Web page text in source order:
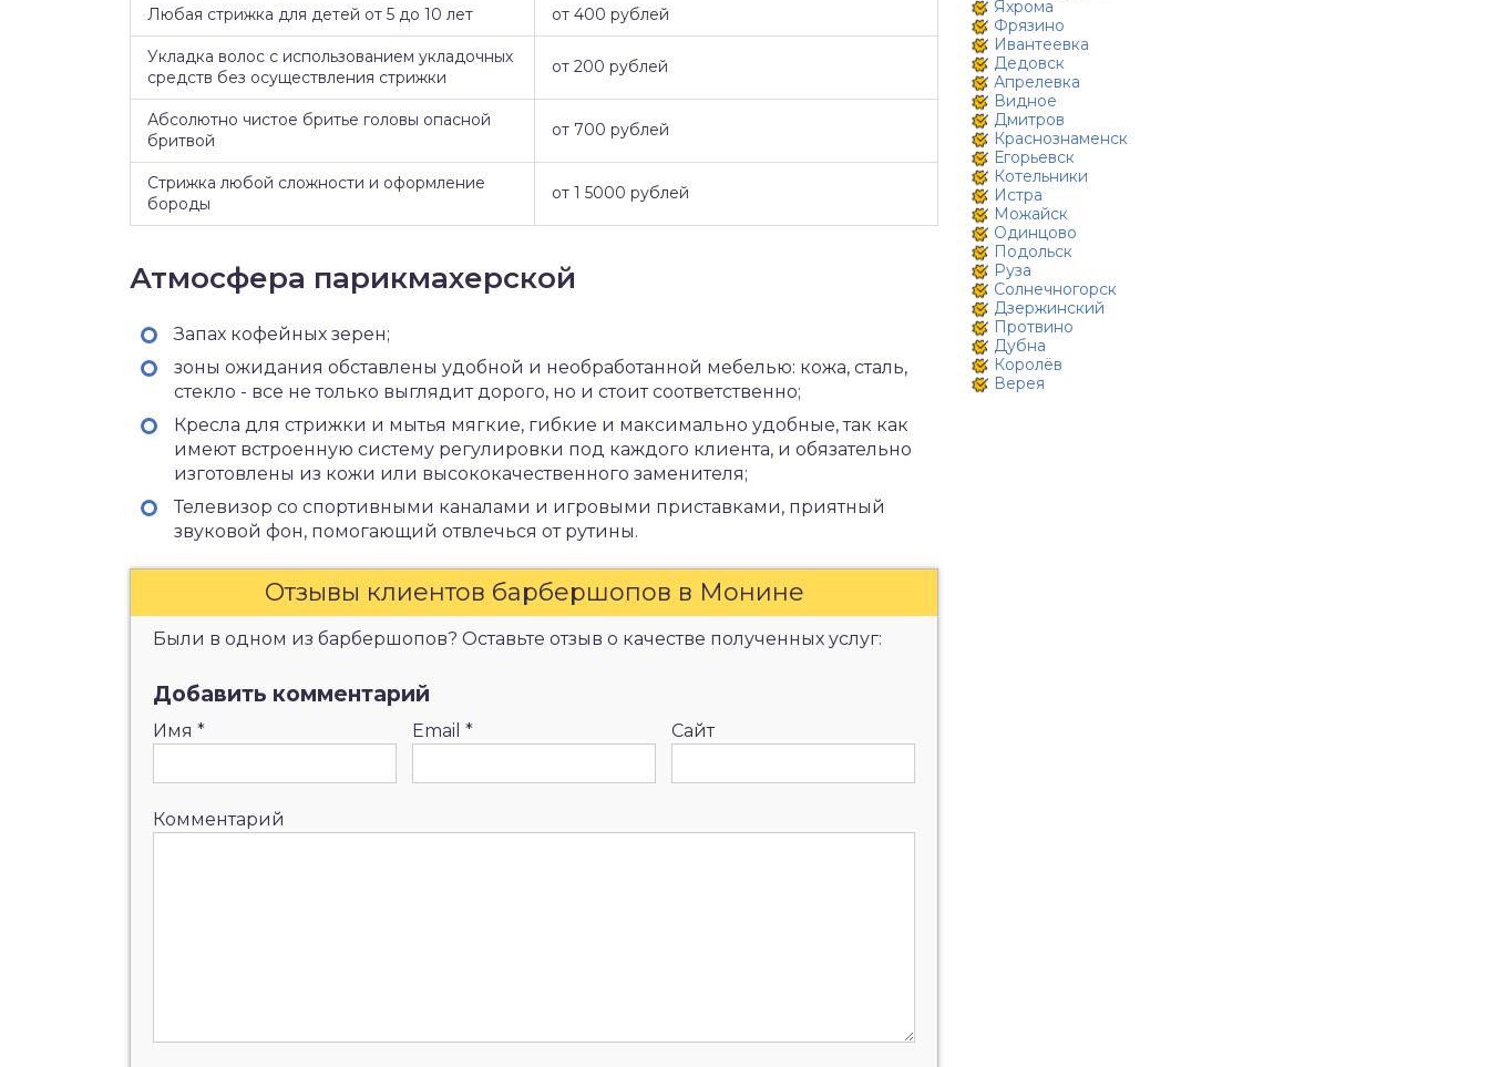
Любая стрижка для детей от 5 до 10 лет от 400 рублей
Укладка волос с использованием укладочных
средств без осуществления стрижки
от 200 рублей
Абсолютно чистое бритье головы опасной
бритвой
от 700 рублей
Стрижка любой сложности и оформление
бороды
от 1 5000 рублей
Атмосфера парикмахерской
Запах кофейных зерен;
зоны ожидания обставлены удобной и необработанной мебелью: кожа, сталь,
стекло - все не только выглядит дорого, но и стоит соответственно;
Кресла для стрижки и мытья мягкие, гибкие и максимально удобные, так как
имеют встроенную систему регулировки под каждого клиента, и обязательно
изготовлены из кожи или высококачественного заменителя;
Телевизор со спортивными каналами и игровыми приставками, приятный
звуковой фон, помогающий отвлечься от рутины.
Отзывы клиентов барбершопов в Монине
Были в одном из барбершопов? Оставьте отзыв о качестве полученных услуг:
Добавить комментарий
Имя * Email * Сайт
Комментарий
Яхрома
Фрязино
Ивантеевка
Дедовск
Апрелевка
Видное
Дмитров
Краснознаменск
Егорьевск
Котельники
Истра
Можайск
Одинцово
Подольск
Руза
Солнечногорск
Дзержинский
Протвино
Дубна
Королёв
Верея